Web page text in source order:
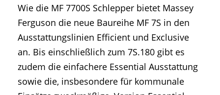
Wie die MF 7700S Schlepper bietet Massey
Ferguson die neue Baureihe MF 7S in den
Ausstattungslinien Efficient und Exclusive
an. Bis einschließlich zum 7S.180 gibt es
zudem die einfachere Essential Ausstattung
sowie die, insbesondere für kommunale